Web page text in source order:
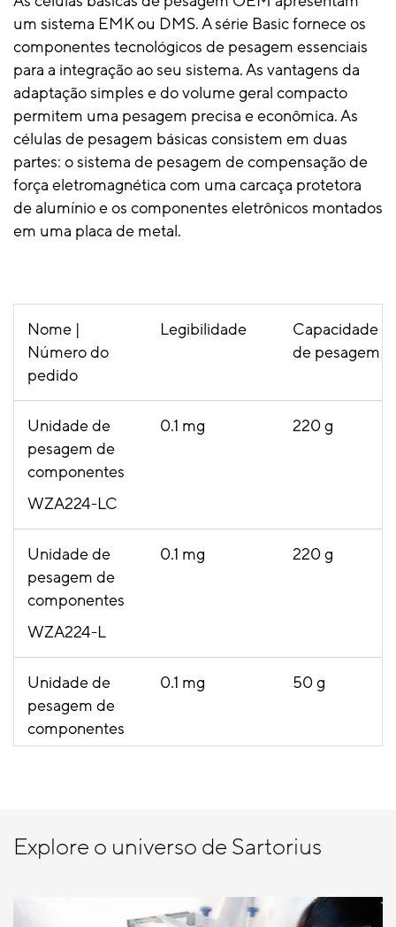
um sistema EMK ou DMS. A série Basic fornece os
componentes tecnológicos de pesagem essenciais
para a integração ao seu sistema. As vantagens da
adaptação simples e do volume geral compacto
permitem uma pesagem precisa e econômica. As
células de pesagem básicas consistem em duas
partes: o sistema de pesagem de compensação de
força eletromagnética com uma carcaça protetora
de alumínio e os componentes eletrônicos montados
em uma placa de metal.
Nome |
Número do
pedido
Legibilidade
Capacidade
de pesagem
Unidade de
pesagem de
componentes
WZA224-LC
0.1 mg 220 g
Unidade de
pesagem de
componentes
WZA224-L
0.1 mg 220 g
Unidade de
pesagem de
componentes
0.1 mg 50 g
pesagem de
componentes
Explore o universo de Sartorius